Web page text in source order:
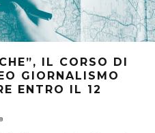
IL CORSO DI
GIORNALISMO
ENTRO IL 12